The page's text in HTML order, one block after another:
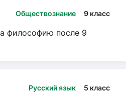
Обществознание 9 класс
философию после 9
Русский язык 5 класс